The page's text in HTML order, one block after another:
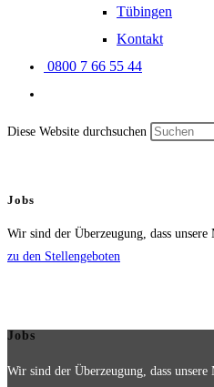
Tübingen
Kontakt
0800 7 66 55 44
Diese Website durchsuchen
Jobs
Wir sind der Überzeugung, dass
zu den Stellengeboten
Jobs
Wir sind der Überzeugung, dass